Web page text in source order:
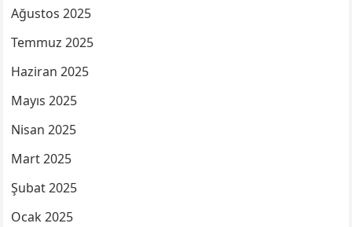
Ağustos 2025
Temmuz 2025
Haziran 2025
Mayıs 2025
Nisan 2025
Mart 2025
Şubat 2025
Ocak 2025